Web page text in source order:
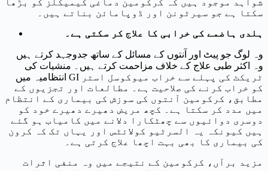
سکتا ہے جو سیرٹونن اور ڈوپامائن بناتے ہیں۔
ہلدی ہاضمے کی خرابی کا علاج کر سکتی ہے۔
وہ لوگ جو پیٹ اور آنتوں کے مسائل کے ساتھ جدوجہد کرتے ہیں
وہ اکثر طبی علاج کے خلاف مزاحمت کرتے ہیں۔ منشیات کی
انتظامیہ میں GI ٹریکٹ کی پہلے سے خراب میوکوسل استر
کو خراب کرنے کی صلاحیت ہے۔ مطالعات اور تجزیوں کے
مطابق، کرکومین آنتوں کی سوزش کی بیماری کے انتظام
میں مدد کر سکتا ہے۔ کچھ مریض دھیرے دھیرے خود کو
دوسری دوائیوں سے چھٹکارا دلانے میں کامیاب ہو گئے
ہیں کیونکہ یہ السرٹیو کولائٹس اور یہاں تک کہ کرون
کی بیماری کا بھی بہت اچھا علاج کرتی ہے۔
مزید برآں، کرکومین کے نتیجے میں وہ منفی اثرات